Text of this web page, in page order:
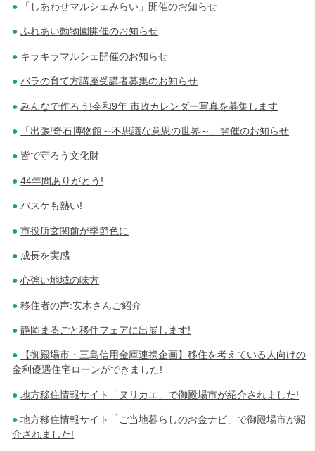
「しあわせマルシェみらい」開催のお知らせ
ふれあい動物園開催のお知らせ
キラキラマルシェ開催のお知らせ
バラの育て方講座受講者募集のお知らせ
みんなで作ろう!令和9年 市政カレンダー写真を募集します
「出張!奇石博物館～不思議な意思の世界～」開催のお知らせ
皆で守ろう文化財
44年間ありがとう!
バスケも熱い!
市役所玄関前が季節色に
成長を実感
心強い地域の味方
移住者の声:安木さんご紹介
静岡まるごと移住フェアに出展します!
【御殿場市・三島信用金庫連携企画】移住を考えている人向けの
金利優遇住宅ローンができました!
地方移住情報サイト「ヌリカエ」で御殿場市が紹介されました!
地方移住情報サイト「ご当地暮らしのお金ナビ」で御殿場市が紹
介されました!